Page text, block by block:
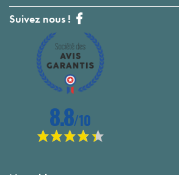
Suivez nous !